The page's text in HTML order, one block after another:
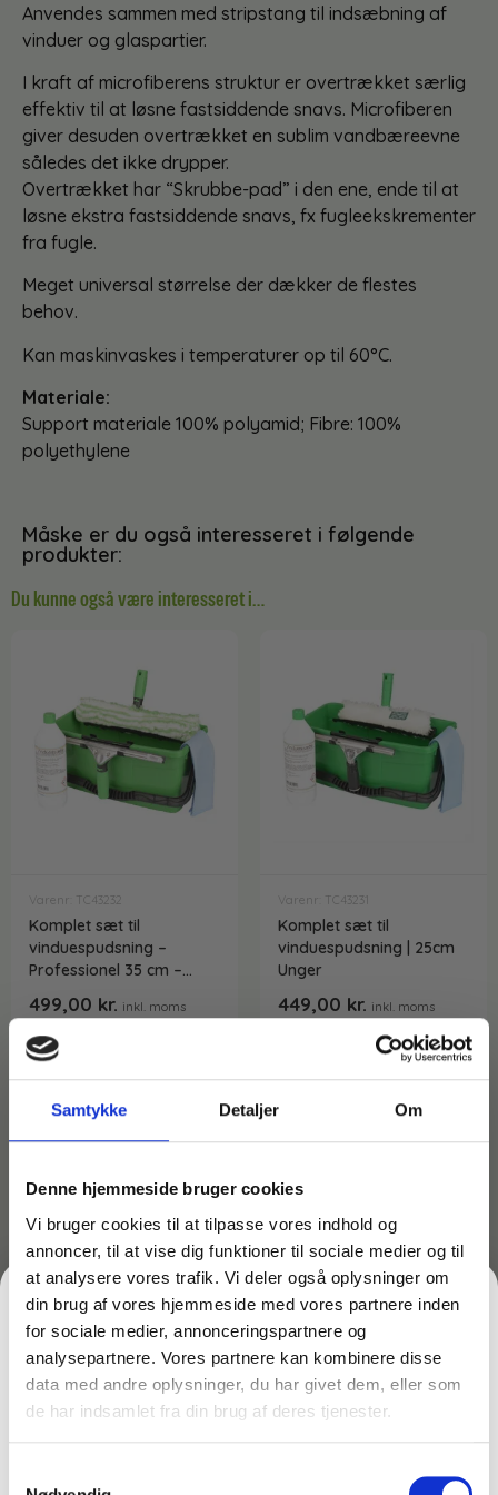
Samtykke Detaljer Om
Denne hjemmeside bruger cookies
Vi bruger cookies til at tilpasse vores indhold og
annoncer, til at vise dig funktioner til sociale medier og til
at analysere vores trafik. Vi deler også oplysninger om
din brug af vores hjemmeside med vores partnere inden
for sociale medier, annonceringspartnere og
analysepartnere. Vores partnere kan kombinere disse
data med andre oplysninger, du har givet dem, eller som
de har indsamlet fra din brug af deres tjenester.
Anvendes sammen med stripstang til indsæbning af
vinduer og glaspartier.
I kraft af microfiberens struktur er overtrækket særlig
effektiv til at løsne fastsiddende snavs. Microfiberen
giver desuden overtrækket en sublim vandbæreevne
således det ikke drypper.
Overtrækket har “Skrubbe-pad” i den ene, ende til at
løsne ekstra fastsiddende snavs, fx fugleekskrementer
fra fugle.
Meget universal størrelse der dækker de flestes
behov.
Kan maskinvaskes i temperaturer op til 60°C.
Materiale:
Support materiale 100% polyamid; Fibre: 100%
polyethylene
Måske er du også interesseret i følgende
produkter:
Du kunne også være interesseret i…
Varenr: TC43232
Komplet sæt til
vinduespudsning –
Professionel 35 cm –
499,00 kr. inkl. moms
399,20kr. ekskl. moms
På lager
Varenr: TC43231
Komplet sæt til
vinduespudsning | 25cm
Unger
449,00 kr. inkl. moms
359,20kr. ekskl. moms
Vinduessæbe – Vindulan
FÅ 10% PÅ DIN FØRSTE ORDRE